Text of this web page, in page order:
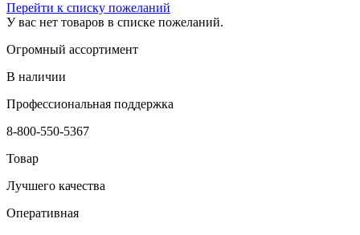
Перейти к списку пожеланий
У вас нет товаров в списке пожеланий.
Огромный ассортимент
В наличии
Профессиональная поддержка
8-800-550-5367
Товар
Лучшего качества
Оперативная